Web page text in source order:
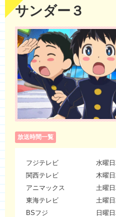
サンダー３
放送時間一覧
フジテレビ
水曜
関西テレビ
木曜
アニマックス
土曜
東海テレビ
土曜
BSフジ
日曜